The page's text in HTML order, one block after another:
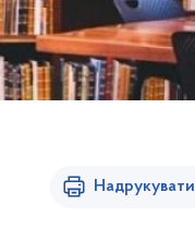
Надрукувати